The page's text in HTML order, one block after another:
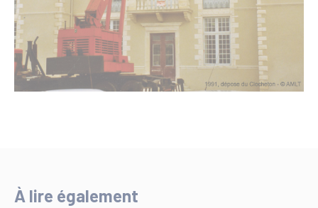
À lire également